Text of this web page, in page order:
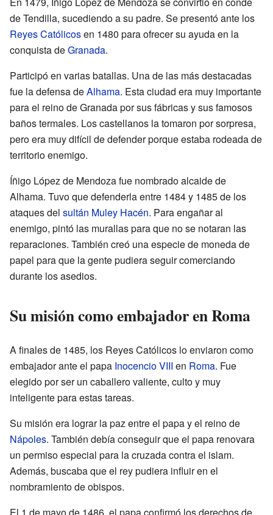
de Tendilla, sucediendo a su padre. Se presentó ante los
Reyes Católicosen 1480 para ofrecer su ayuda en la
conquista deGranada.
Participó en varias batallas. Una de las más destacadas
fue la defensa deAlhama. Esta ciudad era muy importante
para el reino de Granada por sus fábricas y sus famosos
baños termales. Los castellanos la tomaron por sorpresa,
pero era muy difícil de defender porque estaba rodeada de
territorio enemigo.
Íñigo López de Mendoza fue nombrado alcaide de
Alhama. Tuvo que defenderla entre 1484 y 1485 de los
ataques del sultán Muley Hacén. Para engañar al
enemigo, pintó las murallas para que no se notaran las
reparaciones. También creó una especie de moneda de
papel para que la gente pudiera seguir comerciando
durante los asedios.
Su misión como embajador en Roma
A finales de 1485, los Reyes Católicos lo enviaron como
embajador ante el papa Inocencio VIII en Roma. Fue
elegido por ser un caballero valiente, culto y muy
inteligente para estas tareas.
Su misión era lograr la paz entre el papa y el reino de
Nápoles. También debía conseguir que el papa renovara
un permiso especial para la cruzada contra el islam.
Además, buscaba que el rey pudiera influir en el
nombramiento de obispos.
El 1 de mayo de 1486, el papa confirmó los derechos de